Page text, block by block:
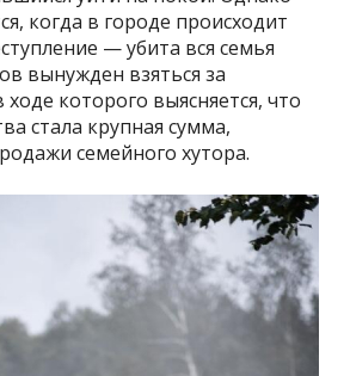
когда в городе происходит
— убита вся семья
вынужден взяться за
ходе которого выясняется, что
стала крупная сумма,
семейного хутора.